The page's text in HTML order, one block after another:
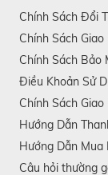
Máy
phục hồi tại
thiết kế với
chuyển
Tác động
Giảm
Chính Sách Đổi
Chính Sách Giao
Chính Sách Bảo
Điều Khoản Sử
Chính Sách
Hướng Dẫn
Hướng Dẫn Mua
Câu hỏi thường